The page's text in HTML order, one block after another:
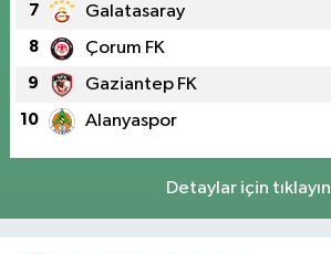
7 Galatasaray
8 Çorum FK
9 Gaziantep FK
10 Alanyaspor
Detaylar için tıklayın